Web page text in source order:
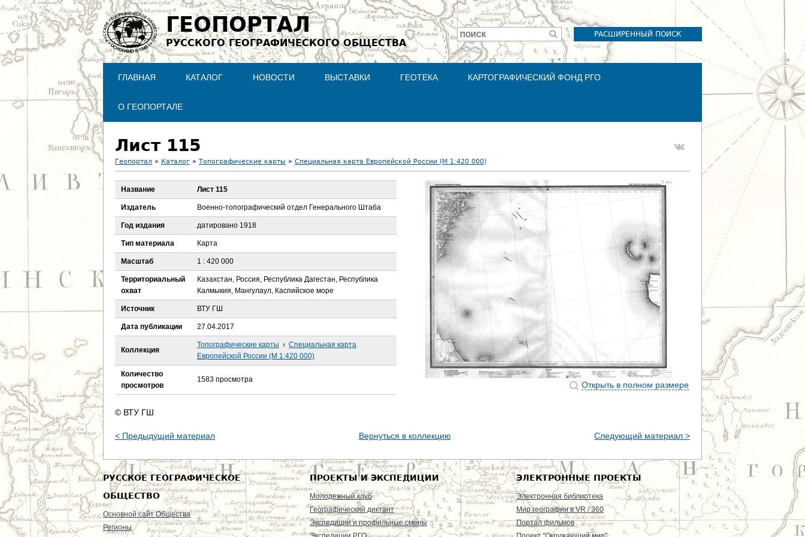
Jump to navigation
ГЕОПОРТАЛ
РУССКОГО ГЕОГРАФИЧЕСКОГО ОБЩЕСТВА
РАСШИРЕННЫЙ ПОИСК
Форма
поиска
ПОИСК
ГЛАВНАЯ КАТАЛОГ НОВОСТИ ВЫСТАВКИ ГЕОТЕКА КАРТОГРАФИЧЕСКИЙ ФОНД РГО
О ГЕОПОРТАЛЕ
Лист 115
В
ы
д
е
с
ь
Геопортал » Каталог » Топографические карты » Специальная карта Европейской России (М 1:420 000)
Открыть в полном размере
Название Лист 115
Издатель Военно-топографический отдел Генерального Штаба
Год издания датировано 1918
Тип материала Карта
Масштаб 1 : 420 000
Территориальный
охват
Казахстан, Россия, Республика Дагестан, Республика
Калмыкия, Мангулаул, Каспийское море
Источник ВТУ ГШ
Дата публикации 27.04.2017
Коллекция
Топографические карты › Специальная карта
Европейской России (М 1:420 000)
Количество
просмотров
1583 просмотра
© ВТУ ГШ
< Предыдущий материал Вернуться в коллекцию Следующий материал >
РУССКОЕ ГЕОГРАФИЧЕСКОЕ
ОБЩЕСТВО
Основной сайт Общества
Регионы
ПРОЕКТЫ И ЭКСПЕДИЦИИ
Молодежный клуб
Географический диктант
Экспедиции и профильные смены
ЭЛЕКТРОННЫЕ ПРОЕКТЫ
Электронная библиотека
Мир географии в VR / 360
Портал фильмов